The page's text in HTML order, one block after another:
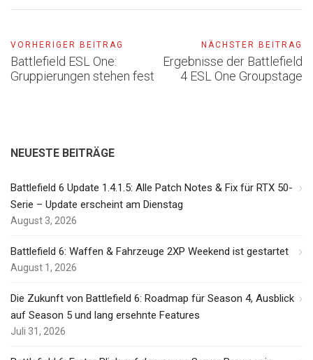
VORHERIGER BEITRAG
Battlefield ESL One:
Gruppierungen stehen fest
NÄCHSTER BEITRAG
Ergebnisse der Battlefield
4 ESL One Groupstage
NEUESTE BEITRÄGE
Battlefield 6 Update 1.4.1.5: Alle Patch Notes & Fix für RTX 50-
Serie – Update erscheint am Dienstag
August 3, 2026
Battlefield 6: Waffen & Fahrzeuge 2XP Weekend ist gestartet
August 1, 2026
Die Zukunft von Battlefield 6: Roadmap für Season 4, Ausblick
auf Season 5 und lang ersehnte Features
Juli 31, 2026